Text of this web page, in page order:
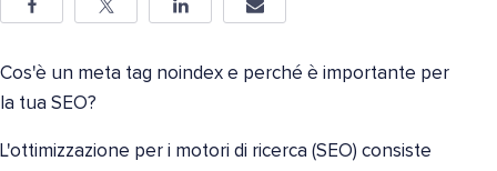
Cos'è un meta tag noindex e perché è importante per
la tua SEO?
L'ottimizzazione per i motori di ricerca (SEO) consiste